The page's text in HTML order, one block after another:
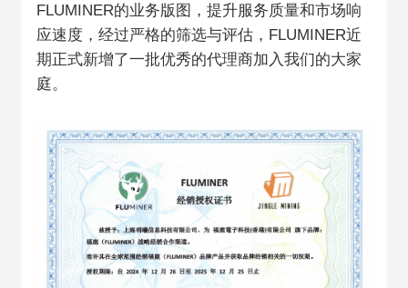
FLUMINER的业务版图，提升服务质量和市场响
应速度，经过严格的筛选与评估，FLUMINER近
期正式新增了一批优秀的代理商加入我们的大家
庭。